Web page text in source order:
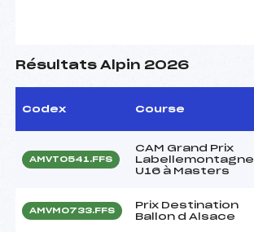
Résultats Alpin 2026
Codex Course
AMVT0541.FFS
CAM Grand Prix
Labellemontagne
U16 à Masters
AMVM0733.FFS
Prix Destination
Ballon d Alsace